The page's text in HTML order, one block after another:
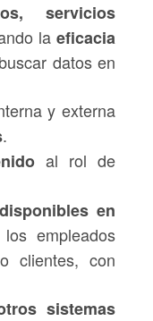
servicios
la eficacia
datos en
y externa
.
al rol de
en
empleados
clientes, con
sistemas